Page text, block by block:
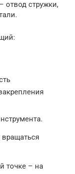
отвод стружки,
точке – на